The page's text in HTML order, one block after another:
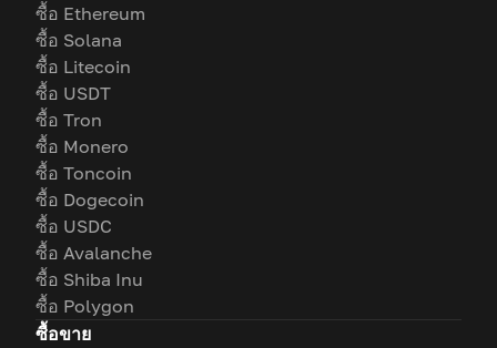
ซื้อ Ethereum
ซื้อ Solana
ซื้อ Litecoin
ซื้อ USDT
ซื้อ Tron
ซื้อ Monero
ซื้อ Toncoin
ซื้อ Dogecoin
ซื้อ USDC
ซื้อ Avalanche
ซื้อ Shiba Inu
ซื้อ Polygon
ซื้อขาย